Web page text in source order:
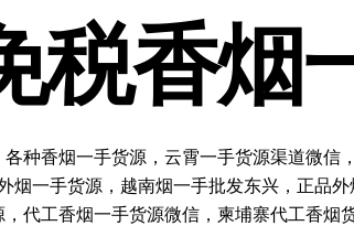
税香烟
种香烟一手货源，云霄一手货源渠道微
一手货源，越南烟一手批发东兴，正品
代工香烟一手货源微信，柬埔寨代工香烟